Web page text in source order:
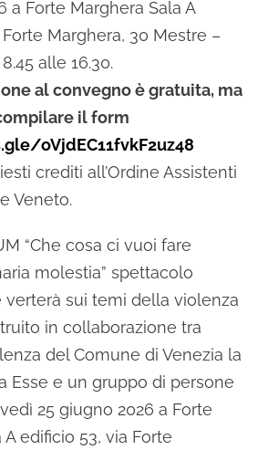
a Forte Marghera Sala A
Marghera, 30 Mestre –
alle 16.30.
al convegno è gratuita, ma
il form
oVjdEC11fvkF2uz48
crediti all’Ordine Assistenti
Veneto.
“Che cosa ci vuoi fare
molestia” spettacolo
verterà sui temi della violenza
in collaborazione tra
del Comune di Venezia la
Esse e un gruppo di persone
25 giugno 2026 a Forte
A edificio 53, via Forte